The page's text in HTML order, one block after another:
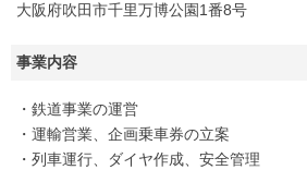
大阪府吹田市千里万博公園1番8号
事業内容
・鉄道事業の運営
・運輸営業、企画乗車券の立案
・列車運行、ダイヤ作成、安全管理